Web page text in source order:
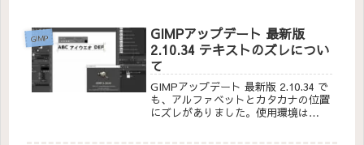
ックしてみました。
GIMP
GIMPアップデート 最新版
2.10.34 テキストのズレについ
て
GIMPアップデート 最新版 2.10.34 で
も、アルファベットとカタカナの位置
にズレがありました。使用環境は